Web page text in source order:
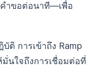
ำขอต่อนาที—เพื่อ
ติ การเข้าถึง Ramp
นใจถึงการเชื่อมต่อที่